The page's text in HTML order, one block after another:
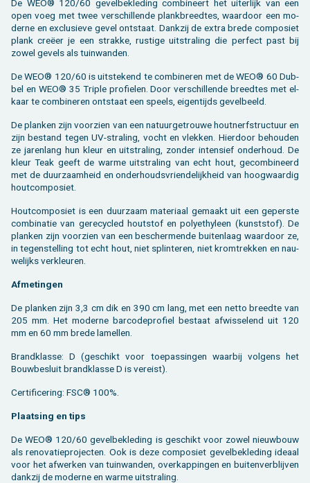
De WEO® 120/60 ge­vel­be­kle­ding com­bi­neert het ui­ter­lijk van een
open voeg met twee ver­schil­len­de plank­breed­tes, waar­door een mo­
der­ne en ex­clu­sie­ve gevel ont­staat. Dank­zij de extra brede com­po­siet
plank creëer je een strak­ke, rus­ti­ge uit­stra­ling die per­fect past bij
zowel ge­vels als tuin­wan­den.
De WEO® 120/60 is uit­ste­kend te com­bi­ne­ren met de WEO® 60 Dub­
bel en WEO® 35 Tri­ple pro­fie­len. Door ver­schil­len­de breed­tes met el­
kaar te com­bi­ne­ren ont­staat een speels, ei­gen­tijds ge­vel­beeld.
De plan­ken zijn voor­zien van een na­tuur­ge­trou­we hout­nerf­struc­tuur en
zijn be­stand tegen UV-stra­ling, vocht en vlek­ken. Hier­door be­hou­den
ze ja­ren­lang hun kleur en uit­stra­ling, zon­der in­ten­sief on­der­houd. De
kleur Teak geeft de warme uit­stra­ling van echt hout, ge­com­bi­neerd
met de duur­zaam­heid en on­der­houds­vrien­de­lijk­heid van hoog­waar­dig
hout­com­po­siet.
Hout­com­po­siet is een duur­zaam ma­te­ri­aal ge­maakt uit een ge­pers­te
com­bi­na­tie van ge­re­cy­cled hout­stof en po­ly­e­thy­leen (kunst­stof). De
plan­ken zijn voor­zien van een be­scher­men­de bui­ten­laag waar­door ze,
in te­gen­stel­ling tot echt hout, niet splin­te­ren, niet krom­trek­ken en nau­
we­lijks ver­kleu­ren.
Af­me­tin­gen
De plan­ken zijn 3,3 cm dik en 390 cm lang, met een netto breed­te van
205 mm. Het mo­der­ne bar­co­de­pro­fiel be­staat af­wis­se­lend uit 120
mm en 60 mm brede la­mel­len.
Brand­klas­se: D (ge­schikt voor toe­pas­sin­gen waar­bij vol­gens het
Bouw­be­sluit brand­klas­se D is ver­eist).
Cer­ti­fi­ce­ring: FSC® 100%.
Plaat­sing en tips
De WEO® 120/60 ge­vel­be­kle­ding is ge­schikt voor zowel nieuw­bouw
als re­no­va­tie­pro­jec­ten. Ook is deze com­po­siet ge­vel­be­kle­ding ide­aal
voor het af­wer­ken van tuin­wan­den, over­kap­pin­gen en bui­ten­ver­blij­ven
dank­zij de mo­der­ne en warme uit­stra­ling.